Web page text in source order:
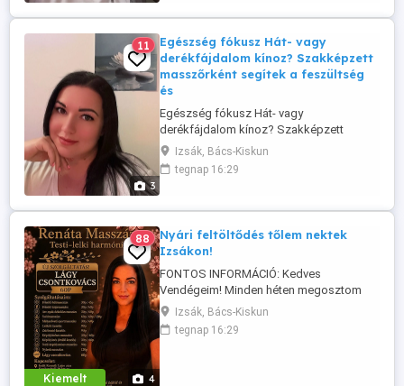
masszázs az izmok ellazítására, keringés
javítására ...
3
11
Egészség fókusz Hát- vagy
derékfájdalom kínoz? Szakképzett
masszőrként segítek a feszültség
és
Egészség fókusz Hát- vagy
derékfájdalom kínoz? Szakképzett
masszőrként segítek a feszültség és a
fájdalmak oldásában. Időpont hétfőtől -
szombatig. Hívj most: 06 30 783 4730
masszázsnyira tőled. FONTOS
INFORMÁCIÓ: MÁJUSTÓL családi okok
miatt ÚJRA IZSÁKON ...
Izsák, Bács-Kiskun
tegnap 16:29
Kiemelt 4
88
Nyári feltöltődés tőlem nektek
Izsákon!
FONTOS INFORMÁCIÓ: Kedves
Vendégeim! Minden héten megosztom
veletek, hogy mely napokon tudok egész
nap masszázs időpontokat vállalni.
Ezeken a kiemelt napokon rugalmasabb
Izsák, Bács-Kiskun
tegnap 16:29